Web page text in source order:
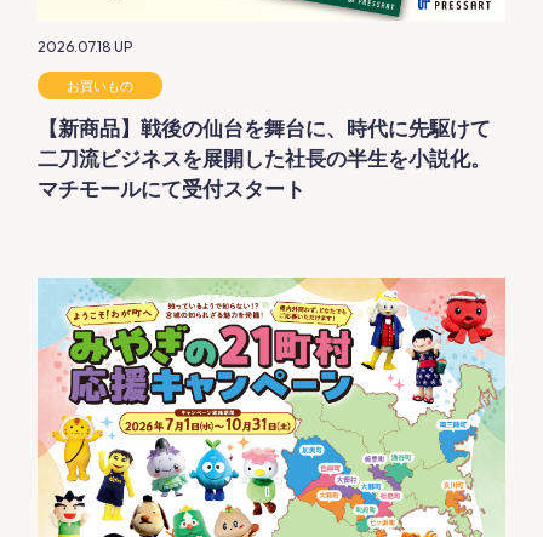
2026.07.18 UP
お買いもの
【新商品】戦後の仙台を舞台に、時代に先駆けて
二刀流ビジネスを展開した社長の半生を小説化。
マチモールにて受付スタート